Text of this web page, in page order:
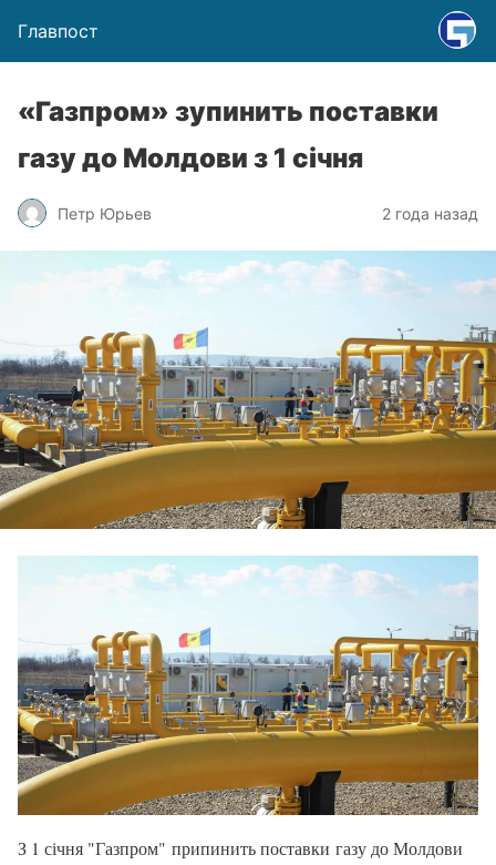
Главпост
«Газпром» зупинить поставки
газу до Молдови з 1 січня
Петр Юрьев 2 года назад
З 1 січня "Газпром" припинить поставки газу до Молдови